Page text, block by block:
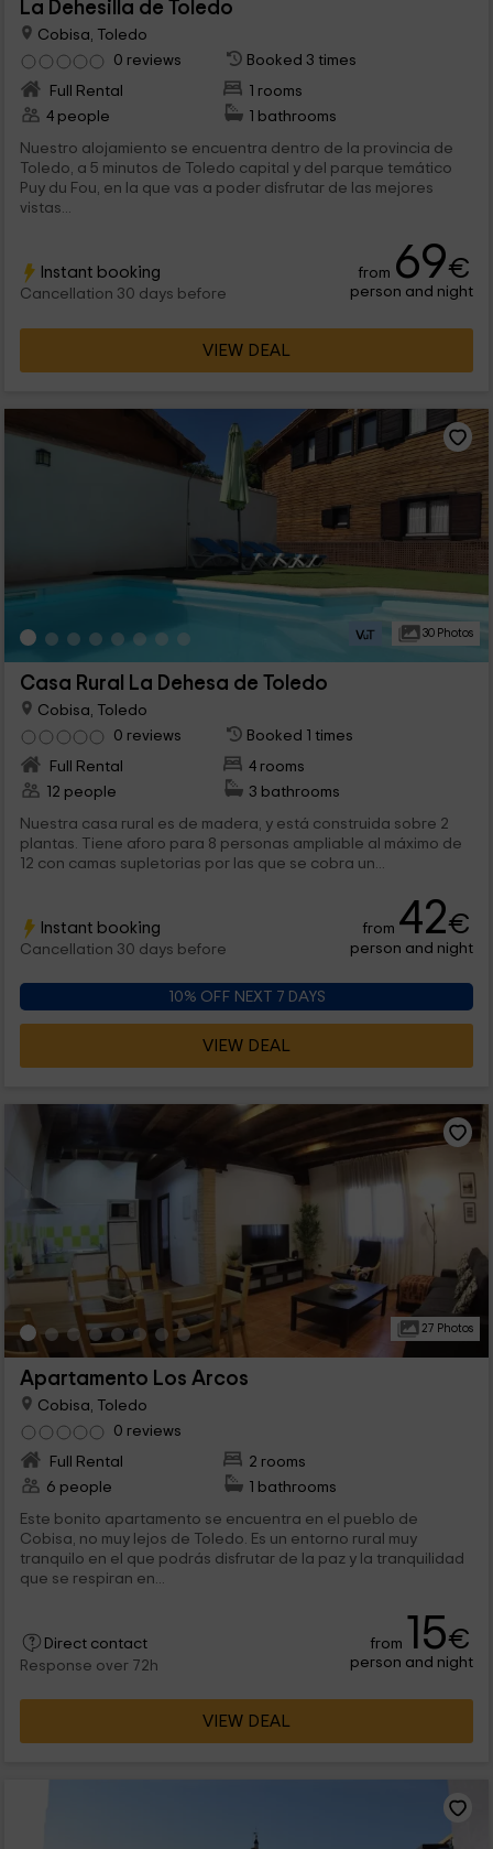
La Dehesilla de Toledo
Cobisa, Toledo
0 reviews
Booked 3 times
Full Rental
1 rooms
4 people
1 bathrooms
Nuestro alojamiento se encuentra dentro de la provincia de
Toledo, a 5 minutos de Toledo capital y del parque temático
Puy du Fou, en la que vas a poder disfrutar de las mejores
vistas...
Instant booking
Cancellation 30 days before
from 69€
person and night
VIEW DEAL
30 Photos
Casa Rural La Dehesa de Toledo
Cobisa, Toledo
0 reviews
Booked 1 times
Full Rental
4 rooms
12 people
3 bathrooms
Nuestra casa rural es de madera, y está construida sobre 2
plantas. Tiene aforo para 8 personas ampliable al máximo de
12 con camas supletorias por las que se cobra un...
Instant booking
Cancellation 30 days before
from 42€
person and night
10% OFF NEXT 7 DAYS
VIEW DEAL
27 Photos
Apartamento Los Arcos
Cobisa, Toledo
0 reviews
Full Rental
2 rooms
6 people
1 bathrooms
Este bonito apartamento se encuentra en el pueblo de
Cobisa, no muy lejos de Toledo. Es un entorno rural muy
tranquilo en el que podrás disfrutar de la paz y la tranquilidad
que se respiran en...
Direct contact
Response over 72h
from 15€
person and night
VIEW DEAL